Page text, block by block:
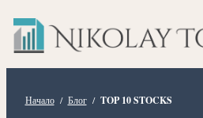
Прескочете
към
съдържанието
Начало / Блог / TOP 10 STOCKS